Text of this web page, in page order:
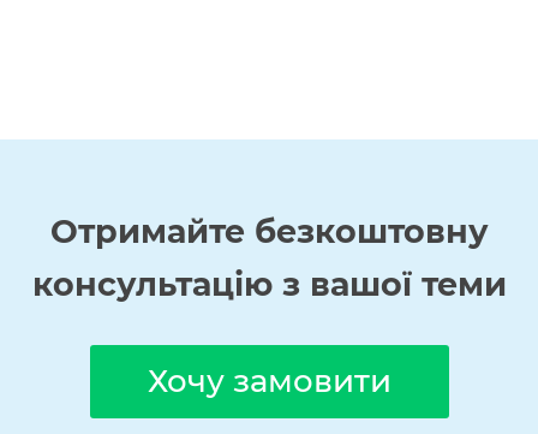
Отримайте безкоштовну
консультацію з вашої теми
Хочу замовити